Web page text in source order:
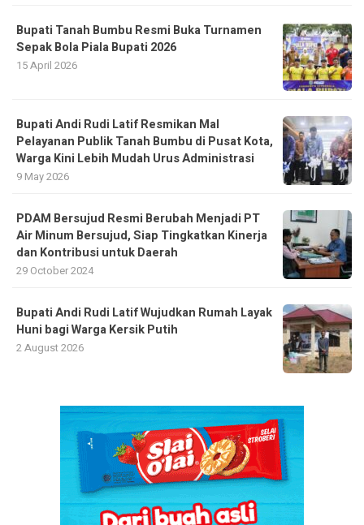
Bupati Tanah Bumbu Resmi Buka Turnamen
Sepak Bola Piala Bupati 2026
15 April 2026
Bupati Andi Rudi Latif Resmikan Mal
Pelayanan Publik Tanah Bumbu di Pusat Kota,
Warga Kini Lebih Mudah Urus Administrasi
9 May 2026
PDAM Bersujud Resmi Berubah Menjadi PT
Air Minum Bersujud, Siap Tingkatkan Kinerja
dan Kontribusi untuk Daerah
29 October 2024
Bupati Andi Rudi Latif Wujudkan Rumah Layak
Huni bagi Warga Kersik Putih
2 August 2026